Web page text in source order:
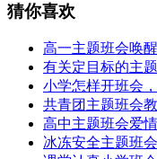
猜你喜欢
高一主题班会唤
有关定目标的主
小学怎样开班会
共青团主题班会
高中主题班会爱
冰冻安全主题班